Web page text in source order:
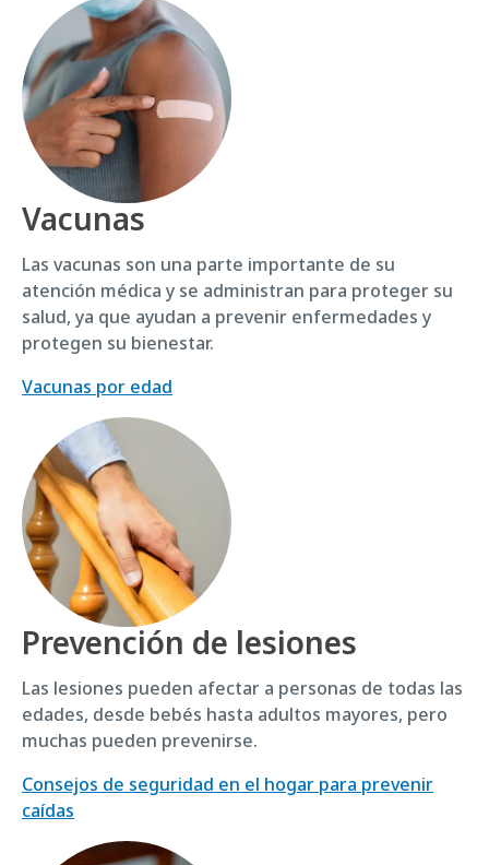
Vacunas
Las vacunas son una parte importante de su
atención médica y se administran para proteger su
salud, ya que ayudan a prevenir enfermedades y
protegen su bienestar.
Vacunas por edad
Prevención de lesiones
Las lesiones pueden afectar a personas de todas las
edades, desde bebés hasta adultos mayores, pero
muchas pueden prevenirse.
Consejos de seguridad en el hogar para prevenir
caídas